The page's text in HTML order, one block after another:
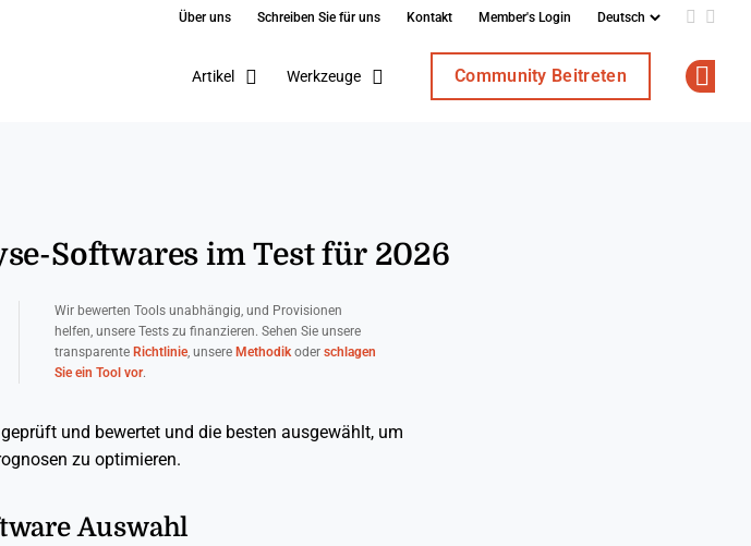
Über uns Schreiben Sie für uns Kontakt Member's Login Add us
Artikel Werkzeuge Community Beitreten
Softwares im Test für 2026
Wir bewerten Tools unabhängig, und Provisionen
helfen, unsere Tests zu finanzieren. Sehen Sie unsere
transparente Richtlinie, unsere Methodikoder schlagen
Sie ein Tool vor.
und bewertet und die besten ausgewählt, um
zu optimieren.
Auswahl